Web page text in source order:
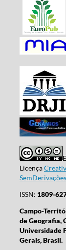
Licença
ISSN: 1809-
Campo-
de Geografia,
Universidade
Gerais, Brasil.